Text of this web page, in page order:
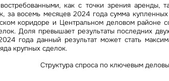
как с точки зрения аренды,
за восемь месяцев 2024 года сумма
коридоре и Центральном деловом районе
Доля превышает результаты последних
года данный результат может стать
крупных сделок.
Структура спроса по ключевым